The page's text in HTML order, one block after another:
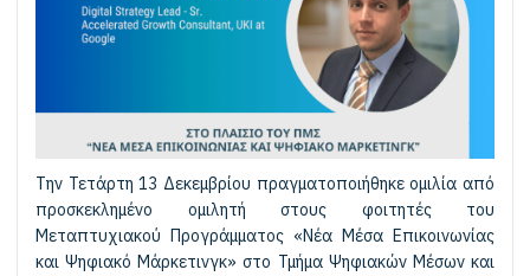
Την Τετάρτη 13 Δεκεμβρίου πραγματοποιήθηκε ομιλία από
προσκεκλημένο ομιλητή στους φοιτητές του
Μεταπτυχιακού Προγράμματος «Νέα Μέσα Επικοινωνίας
και Ψηφιακό Μάρκετινγκ» στο Τμήμα Ψηφιακών Μέσων και